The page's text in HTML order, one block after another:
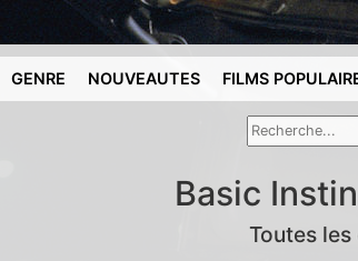
GENRE NOUVEAUTES FILMS
Basic
Toutes les